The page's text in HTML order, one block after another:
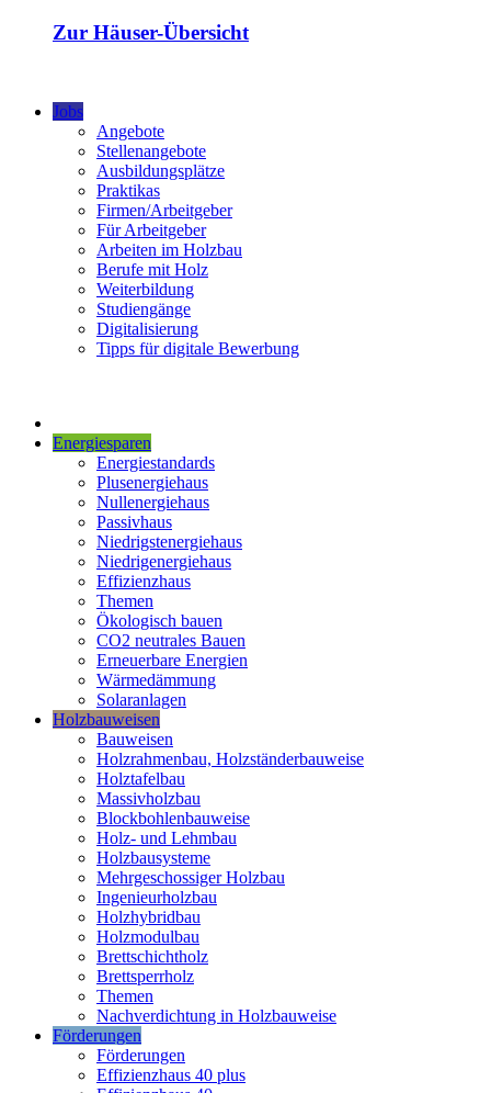
Zur Häuser-Übersicht
Jobs
Angebote
Stellenangebote
Ausbildungsplätze
Praktikas
Firmen/Arbeitgeber
Für Arbeitgeber
Arbeiten im Holzbau
Berufe mit Holz
Weiterbildung
Studiengänge
Digitalisierung
Tipps für digitale Bewerbung
Energiesparen
Energiestandards
Plusenergiehaus
Nullenergiehaus
Passivhaus
Niedrigstenergiehaus
Niedrigenergiehaus
Effizienzhaus
Themen
Ökologisch bauen
CO2 neutrales Bauen
Erneuerbare Energien
Wärmedämmung
Solaranlagen
Holzbauweisen
Bauweisen
Holzrahmenbau, Holzständerbauweise
Holztafelbau
Massivholzbau
Blockbohlenbauweise
Holz- und Lehmbau
Holzbausysteme
Mehrgeschossiger Holzbau
Ingenieurholzbau
Holzhybridbau
Holzmodulbau
Brettschichtholz
Brettsperrholz
Themen
Nachverdichtung in Holzbauweise
Förderungen
Förderungen
Effizienzhaus 40 plus